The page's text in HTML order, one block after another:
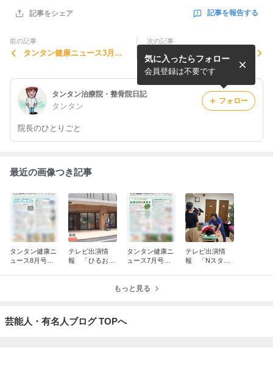
記事をシェア 記事を報告する
前の記事
タンタン健康ニュース3月号
次の記事
関東三十六不動霊場巡り
タンタン治療院・整骨院日記
タンタン
院長のひとりごと
気に入ったらフォロー
会員登録は不要です
フォロー
最近の画像つき記事
タンタン健康ニ
ュース8月号（2
テレビ出演情
報 「ひるお
タンタン健康ニ
ュース7月号（2
テレビ出演情
報 「Nスタ」
もっと見る
芸能人・有名人ブログ TOPへ